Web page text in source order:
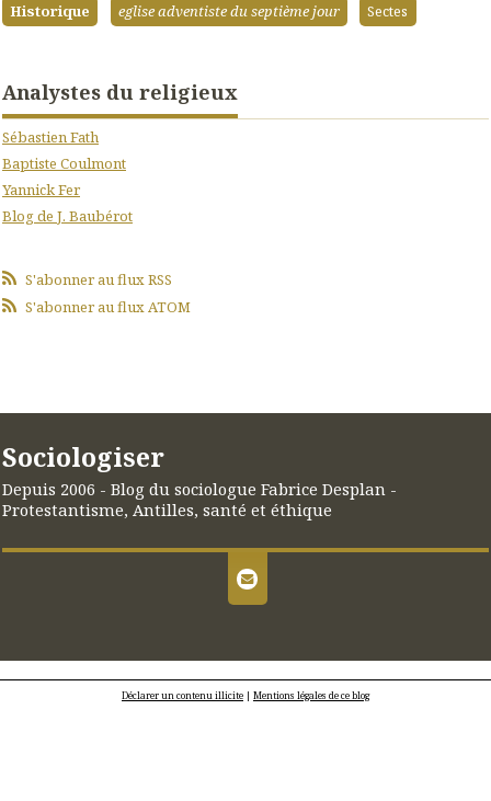
Historique
eglise adventiste du septième jour Sectes
Analystes du religieux
Sébastien Fath
Baptiste Coulmont
Yannick Fer
Blog de J. Baubérot
S'abonner au flux RSS
S'abonner au flux ATOM
Sociologiser
Depuis 2006 - Blog du sociologue Fabrice Desplan -
Protestantisme, Antilles, santé et éthique
Déclarer un contenu illicite | Mentions légales de ce blog